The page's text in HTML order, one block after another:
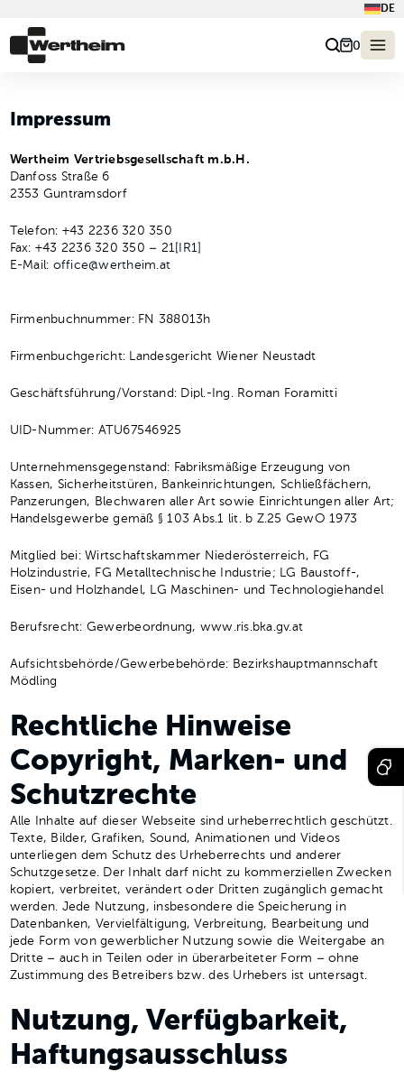
DE
0
Impressum
Wertheim Vertriebsgesellschaft m.b.H.
Danfoss Straße 6
2353 Guntramsdorf
Telefon: +43 2236 320 350
Fax: +43 2236 320 350 – 21 [IR1]
E-Mail: office@wertheim.at
Firmenbuchnummer: FN 388013h
Firmenbuchgericht: Landesgericht Wiener Neustadt
Geschäftsführung/Vorstand: Dipl.-Ing. Roman Foramitti
UID-Nummer: ATU67546925
Unternehmensgegenstand: Fabriksmäßige Erzeugung von
Kassen, Sicherheitstüren, Bankeinrichtungen, Schließfächern,
Panzerungen, Blechwaren aller Art sowie Einrichtungen aller Art;
Handelsgewerbe gemäß § 103 Abs.1 lit. b Z.25 GewO 1973
Mitglied bei: Wirtschaftskammer Niederösterreich, FG
Holzindustrie, FG Metalltechnische Industrie; LG Baustoff-,
Eisen- und Holzhandel, LG Maschinen- und Technologiehandel
Berufsrecht: Gewerbeordnung, www.ris.bka.gv.at
Aufsichtsbehörde/Gewerbebehörde: Bezirkshauptmannschaft
Mödling
Rechtliche Hinweise
Copyright, Marken- und
Schutzrechte
Alle Inhalte auf dieser Webseite sind urheberrechtlich geschützt.
Texte, Bilder, Grafiken, Sound, Animationen und Videos
unterliegen dem Schutz des Urheberrechts und anderer
Schutzgesetze. Der Inhalt darf nicht zu kommerziellen Zwecken
kopiert, verbreitet, verändert oder Dritten zugänglich gemacht
werden. Jede Nutzung, insbesondere die Speicherung in
Datenbanken, Vervielfältigung, Verbreitung, Bearbeitung und
jede Form von gewerblicher Nutzung sowie die Weitergabe an
Dritte – auch in Teilen oder in überarbeiteter Form – ohne
Zustimmung des Betreibers bzw. des Urhebers ist untersagt.
Nutzung, Verfügbarkeit,
Haftungsausschluss